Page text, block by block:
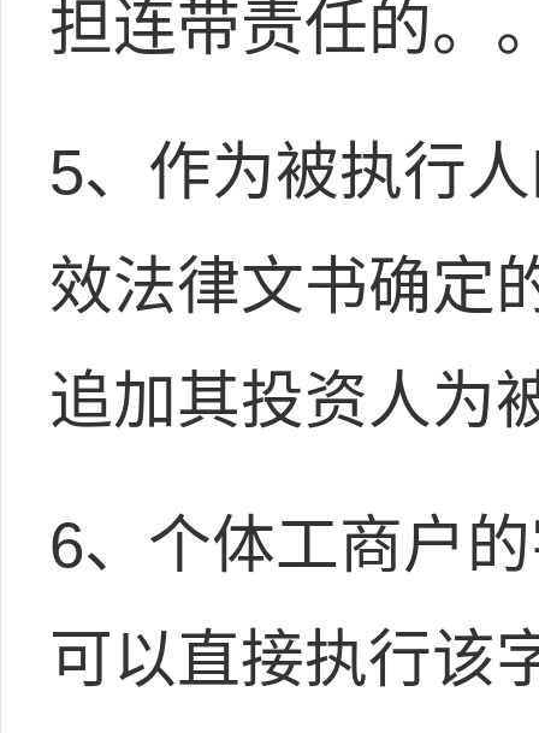
担连带责任的。
5、作为被执行
效法律文书确定
追加其投资人为
6、个体工商户
可以直接执行该